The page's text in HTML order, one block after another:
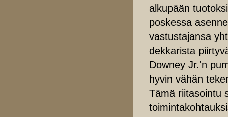
alkupään
poskessa
vastustajansa
dekkarista
Downey Jr.'n
hyvin vähän
Tämä riitasointu